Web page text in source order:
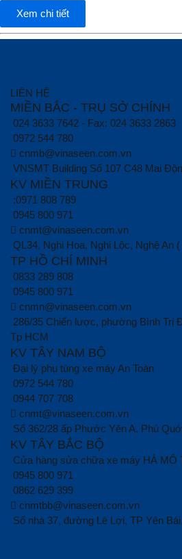
Xem chi tiết
LIÊN HỆ
MIỀN BẮC - TRỤ SỞ CHÍNH
024 3633 7642 - Fax: 024 3633 2863
0972 544 780
cnmb@vinaseen.com.vn
VNSMT Building Số 107 C48 Mai
KV MIỀN TRUNG
:0971 808 789
0945 800 971
cnmt@vinaseen.com.vn
QL34, Nghi Hoa, Nghi Lộc, Nghệ An
TP HỒ CHÍ MINH
0833 289 808
0945 800 971
cnmn@vinaseen.com.vn
286/35 Chiến lược, phường Bình Trị
Tp HCM
KV TÂY NAM BỘ
Đại lý phụ tùng xe máy An Toàn
0972 544 780
0944 707 708
cnmt@vinaseen.com.vn
Số 362/28 ấp Phước Yên A, Phú
KV TÂY BẮC BỘ
Cửa hàng sửa chữa xe máy HÀ MÔ
0945 800 971
0862 629 399
cnmtbb@vinaseen.com.vn
Số nhà 37, đường Lê Lợi, TP Yên